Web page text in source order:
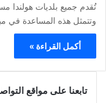
تُقدم جميع بلديات هولندا
وتتمثل هذه المساعدة
أكمل القراءة »
تابعنا على مواقع